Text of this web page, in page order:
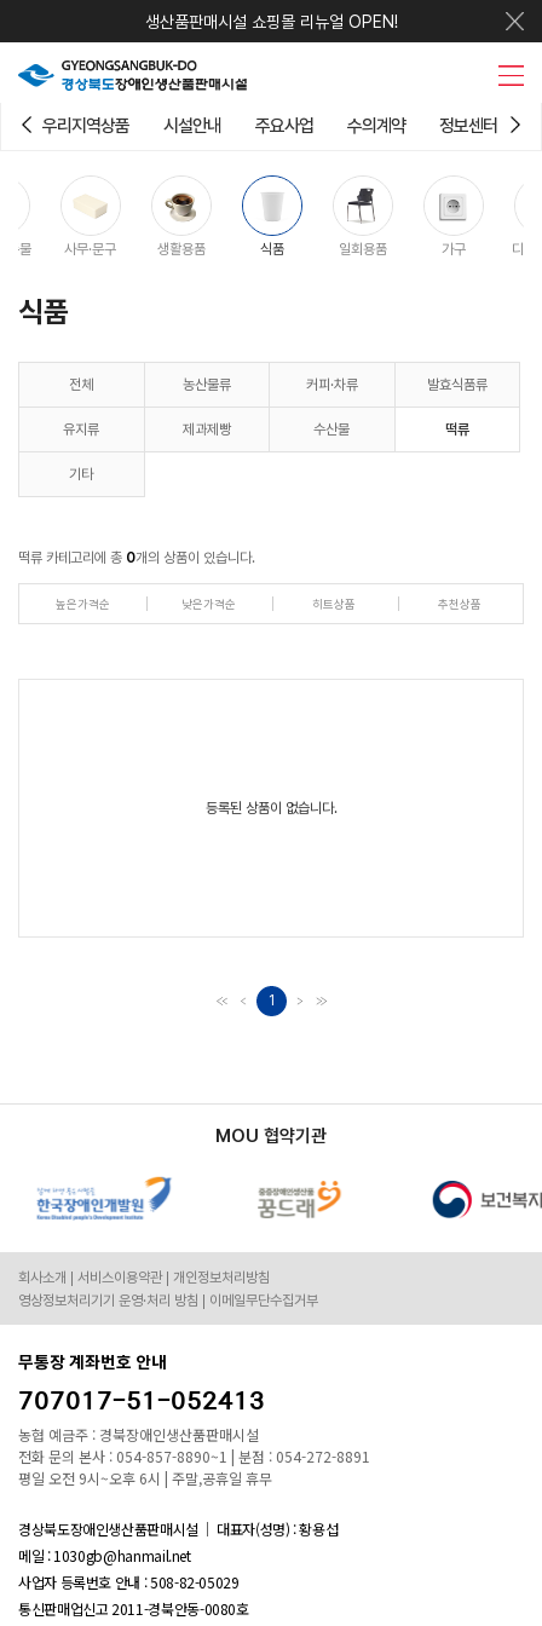
생산품판매시설 쇼핑몰 리뉴얼 OPEN!
우리지역상품 시설안내 주요사업 수의계약 정보센터
촉물 사무·문구 생활용품 식품 일회용품 가구 디지
식품
전체 농산물류 커피·차류 발효식품류
유지류 제과제빵 수산물 떡류
기타
떡류 카테고리에 총 0개의 상품이 있습니다.
높은가격순 낮은가격순 히트상품 추천상품
등록된 상품이 없습니다.
1
MOU 협약기관
회사소개 서비스이용약관
개인정보처리방침
영상정보처리기기 운영·처리 방침
이메일무단수집거부
무통장 계좌번호 안내
707017-51-052413
농협 예금주 : 경북장애인생산품판매시설
전화 문의 본사 : 054-857-8890~1 | 분점 : 054-272-8891
평일 오전 9시~오후 6시 | 주말,공휴일 휴무
경상북도장애인생산품판매시설
대표자(성명) : 황용섭
메일 : 1030gb@hanmail.net
사업자 등록번호 안내 :508-82-05029
통신판매업신고 2011-경북안동-0080호